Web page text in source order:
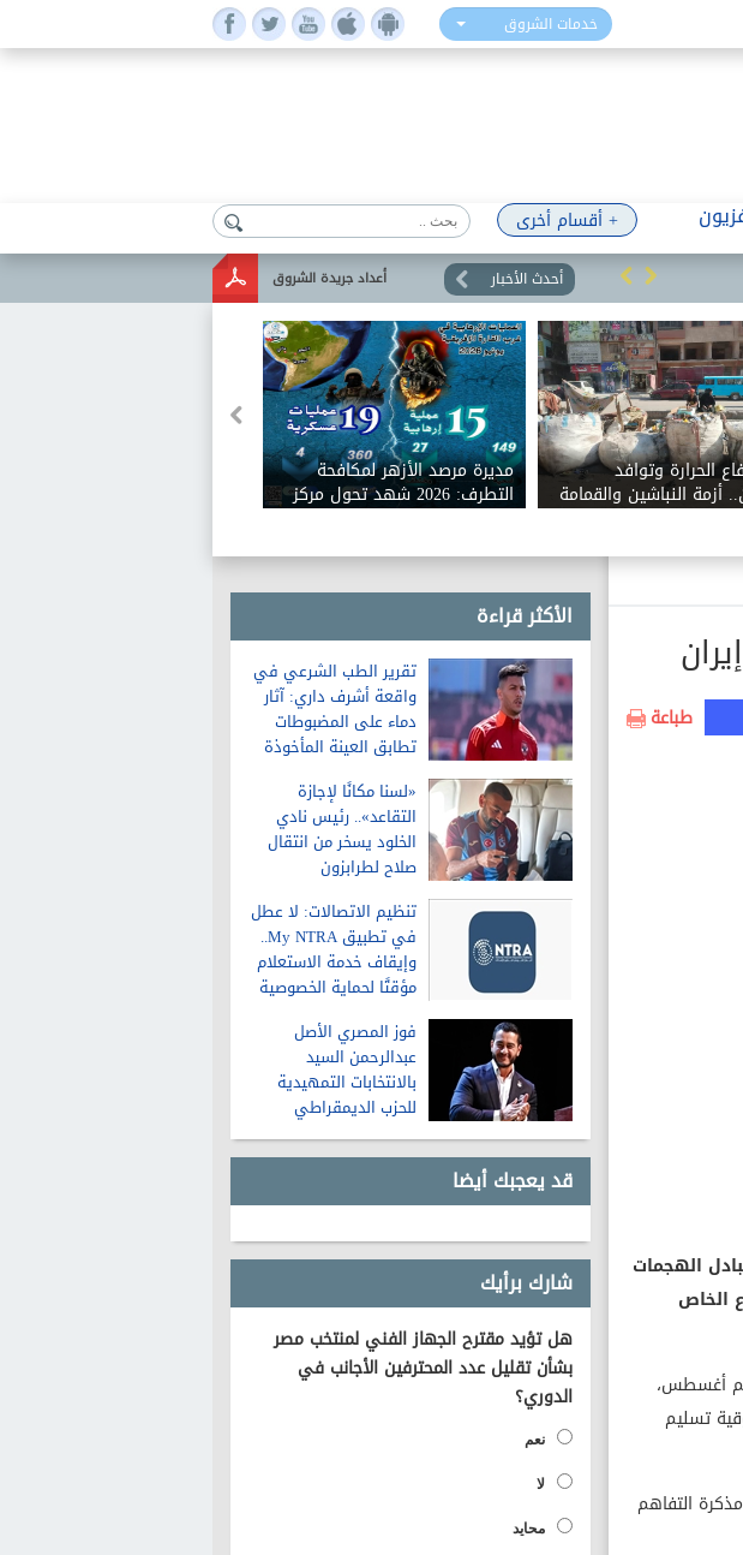
خدمات الشروق
+ أقسام أخرى
أعداد جريدة الشروق أحدث الأخبار
الحرارة وتوافد
أزمة النباشين والقمامة
مديرة مرصد الأزهر لمكافحة
التطرف: 2026 شهد تحول مركز
ثقل الإرهاب نحو إفريقيا
الأكثر قراءة
تقرير الطب الشرعي في
واقعة أشرف داري: آثار
دماء على المضبوطات
تطابق العينة المأخوذة
«لسنا مكانًا لإجازة
التقاعد».. رئيس نادي
الخلود يسخر من انتقال
صلاح لطرابزون
تنظيم الاتصالات: لا عطل
في تطبيق My NTRA..
وإيقاف خدمة الاستعلام
مؤقتًا لحماية الخصوصية
فوز المصري الأصل
عبدالرحمن السيد
بالانتخابات التمهيدية
للحزب الديمقراطي
لمجلس الشيوخ في
ميشيجان
قد يعجبك أيضا
شارك برأيك
هل تؤيد مقترح الجهاز الفني لمنتخب مصر
بشأن تقليل عدد المحترفين الأجانب في
الدوري؟
نعم
لا
محايد
طباعة
الهجمات
الخاص
دولارا للأوقية تسليم أغسطس،
79ر2% إلى 740ر73 دولارا للأوقية تسليم
التفاهم